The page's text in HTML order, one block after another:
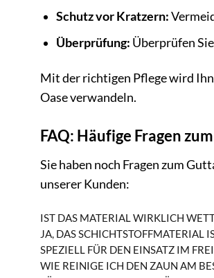
Schutz vor Kratzern:
Überprüfung: Überprüfen
Mit der richtigen Pflege wird
Oase verwandeln.
FAQ: Häufige Fragen
Sie haben noch Fragen zum
unserer Kunden:
IST DAS MATERIAL WIRKLICH
JA, DAS SCHICHTSTOFFMATERIAL
SPEZIELL FÜR DEN EINSATZ IM
WIE REINIGE ICH DEN ZAUN AM